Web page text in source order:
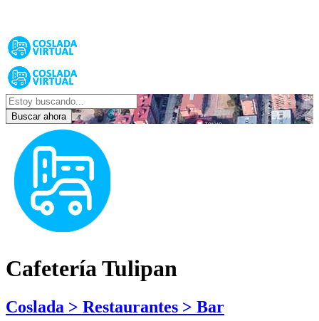
Buscar ahora
Cafetería Tulipan
Coslada > Restaurantes > Bar